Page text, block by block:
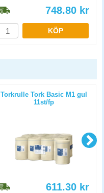
748.80 kr
KÖP
Torkrulle Tork Basic M1 gul
11st/fp
611.30 kr